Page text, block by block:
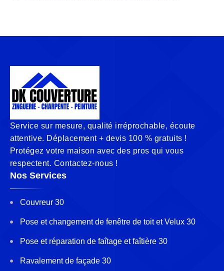
Service sur mesure, qualité irréprochable, écoute
attentive. Déplacement + devis 100 % gratuits !
Protégez votre maison avec des pros qui vous
respectent. Contactez-nous !
Nos Services
Couvreur 30
Pose et changement de fenêtre de toit et Velux 30
Pose et réparation de faîtage et faîtière 30
Ravalement de façade 30